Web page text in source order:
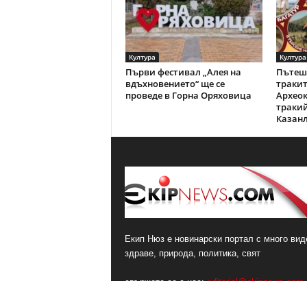
Култура
Първи фестивал „Алея на
вдъхновението“ ще се
проведе в Горна Оряховица
Култура
Екип Нюз е новинарски портал с много
здраве, природа, политика, свят